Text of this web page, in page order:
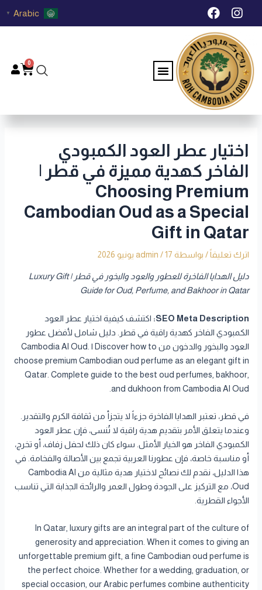
تخطي I
n
s
t
a
g
r
a
m
F
a
c
e
b
o
o
k
Arabic
▼
Menu
0
اختيار عطر العود الكمبودي
الفاخر كهدية مميزة في قطر |
Choosing Premium
Cambodian Oud as a Special
Gift in Qatar
اترك تعليقاً / بواسطة admin /17 يونيو 2026
دليل الهدايا الفاخرة للعطور والعود والبخور في قطر | Luxury Gift
Guide for Oud, Perfume, and Bakhoor in Qatar
SEO Meta Description: اكتشف كيفية اختيار عطر العود
الكمبودي الفاخر كهدية راقية في قطر. دليل شامل لأفضل عطور
العود والبخور والدخون من Cambodia Al Oud. | Discover how to
choose premium Cambodian oud perfume as an elegant gift in
Qatar. Complete guide to the best oud perfumes, bakhoor,
and dukhoon from Cambodia Al Oud.
في قطر، تعتبر الهدايا الفاخرة جزءاً لا يتجزأ من ثقافة الكرم والتقدير.
وعندما يتعلق الأمر بتقديم هدية راقية لا تُنسى، فإن عطر العود
الكمبودي الفاخر هو الخيار الأمثل. سواء كان ذلك لحفل زفاف، أو تخرج،
أو مناسبة خاصة، فإن عطورنا العربية تجمع بين الأصالة والفخامة. في
هذا الدليل، نقدم لك نصائح لاختيار هدية مثالية من Cambodia Al
Oud، مع التركيز على الجودة وطول العمر والرائحة الجذابة التي تناسب
الأجواء القطرية.
In Qatar, luxury gifts are an integral part of the culture of
generosity and appreciation. When it comes to giving an
unforgettable premium gift, a fine Cambodian oud perfume is
the perfect choice. Whether for a wedding, graduation, or
special occasion, our Arabic perfumes combine authenticity
Post
navigation